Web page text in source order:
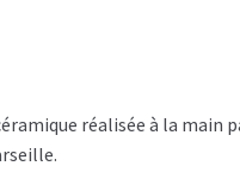
réalisée à la main